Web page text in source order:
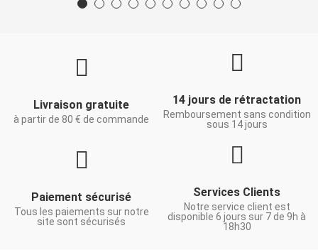
Livraison gratuite
à partir de 80 € de commande
14 jours de rétractation
Remboursement sans condition
sous 14 jours
Paiement sécurisé
Tous les paiements sur notre
site sont sécurisés
Services Clients
Notre service client est
disponible 6 jours sur 7 de 9h à
18h30